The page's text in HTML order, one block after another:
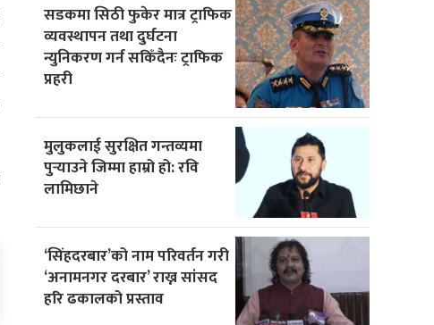
सडकमा सिठी फुकेर मात्र ट्राफिक
व्यवस्थापन तथा दुर्घटना
न्युनिकरण गर्न सकिँदैनः ट्राफिक
प्रहरी
मुलुकलाई सुरक्षित गन्तव्यमा
पुर्‍याउने जिम्मा हाम्रो हो: रवि
लामिछाने
‘सिंहदरबार’को नाम परिवर्तन गरी
‘अनामनगर दरबार’ राख्न सांसद
हरि ढकालको प्रस्ताव